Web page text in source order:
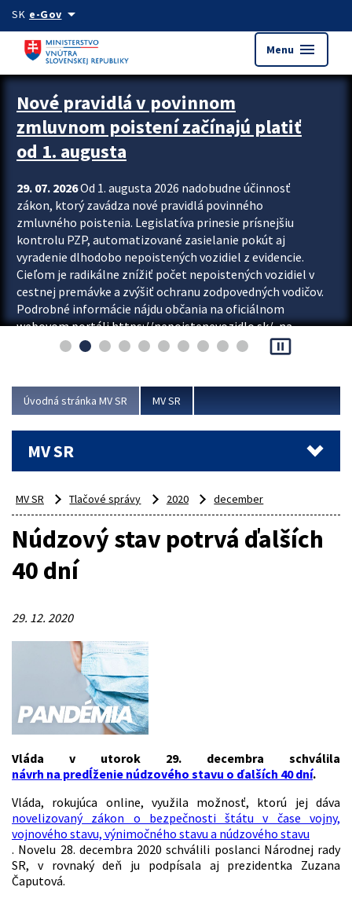
Preskocit na hlavný obsah
SK e-Govarrow_drop_down
Menu menu
Zastavit automatický posun upútavok
Nové pravidlá v povinnom
zmluvnom poistení začínajú platiť
od 1. augusta
29. 07. 2026Od 1. augusta 2026 nadobudne účinnosť
zákon, ktorý zavádza nové pravidlá povinného
zmluvného poistenia. Legislatíva prinesie prísnejšiu
kontrolu PZP, automatizované zasielanie pokút aj
vyradenie dlhodobo nepoistených vozidiel z evidencie.
Cieľom je radikálne znížiť počet nepoistených vozidiel v
cestnej premávke a zvýšiť ochranu zodpovedných vodičov.
Podrobné informácie nájdu občania na oficiálnom
webovom portáli https://nepoistenevozidlo.sk/, na
ktorom od augusta pribudne aj možnosť overiť si...
pause_presentation
Úvodná stránka MV SR MV SR
MV SR
MV SR Tlačové správy 2020 december
Núdzový stav potrvá ďalších
40 dní
29. 12. 2020
Vláda v utorok 29. decembra schválila
návrh na predĺženie núdzového stavu o ďalších 40 dní.
Vláda, rokujúca online, využila možnosť, ktorú jej dáva
novelizovaný zákon o bezpečnosti štátu v čase vojny,
vojnového stavu, výnimočného stavu a núdzového stavu
. Novelu 28. decembra 2020 schválili poslanci Národnej rady
SR, v rovnaký deň ju podpísala aj prezidentka Zuzana
Čaputová.